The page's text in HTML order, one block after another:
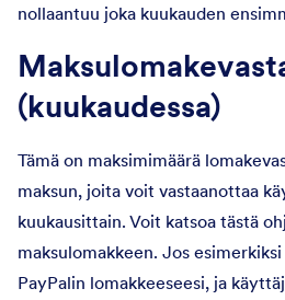
nollaantuu joka kuukauden
(kuukaudessa)
Tämä on maksimimäärä
maksun, joita voit vastaanottaa
kuukausittain. Voit katsoa tästä
maksulomakkeen. Jos
PayPalin lomakkeeseesi, ja